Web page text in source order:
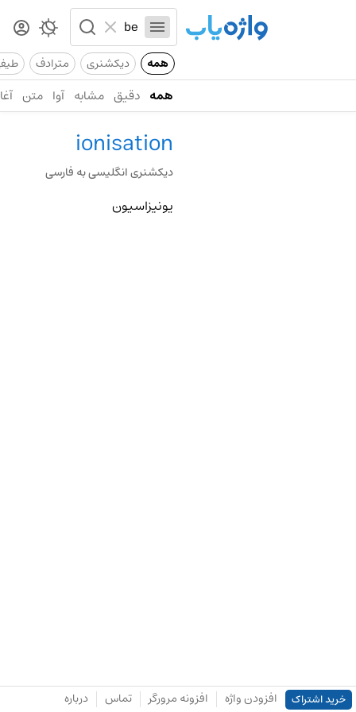
همه دیکشنری مترادف
همه دقیق مشابه آوا متن
ionisation
دیکشنری انگلیسی به فارسی
یونیزاسیون
خرید اشتراک افزودن واژه افزونه مرورگر تماس درباره